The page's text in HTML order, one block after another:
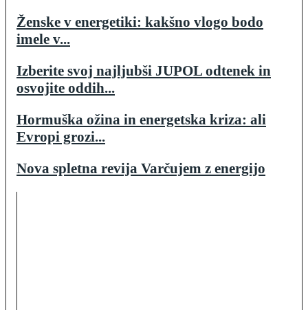
Ženske v energetiki: kakšno vlogo bodo
imele v...
Izberite svoj najljubši JUPOL odtenek in
osvojite oddih...
Hormuška ožina in energetska kriza: ali
Evropi grozi...
Nova spletna revija Varčujem z energijo